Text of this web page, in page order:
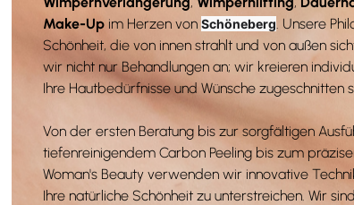
Make-Up im Herzen von Schöneberg. Unsere
Schönheit, die von innen strahlt und von außen
wir nicht nur Behandlungen an; wir kreieren
Ihre Hautbedürfnisse und Wünsche zugeschnitten
Von der ersten Beratung bis zur sorgfältigen
tiefenreinigendem Carbon Peeling bis zum
Woman's Beauty verwenden wir innovative
Ihre natürliche Schönheit zu unterstreichen. Wir